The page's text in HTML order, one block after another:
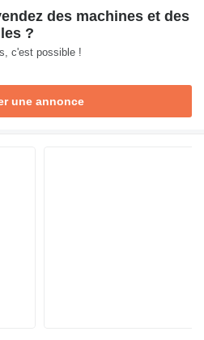
des machines et des
?
c'est possible !
une annonce